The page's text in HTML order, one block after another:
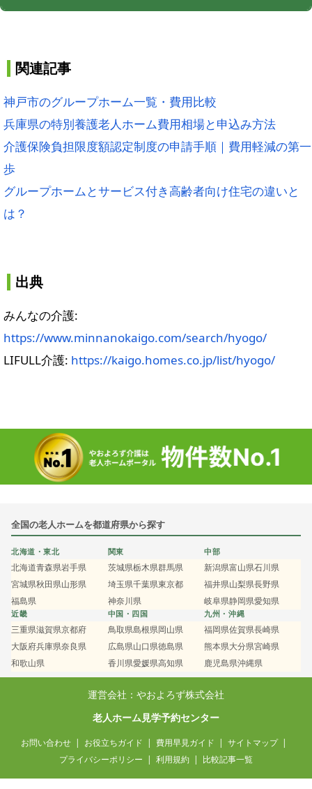
関連記事
神戸市のグループホーム一覧・費用比較
兵庫県の特別養護老人ホーム費用相場と申込み方法
介護保険負担限度額認定制度の申請手順｜費用軽減の第一
歩
グループホームとサービス付き高齢者向け住宅の違いと
は？
出典
みんなの介護:
https://www.minnanokaigo.com/search/hyogo/
LIFULL介護: https://kaigo.homes.co.jp/list/hyogo/
全国の老人ホームを都道府県から探す
北海道・東北
北海道青森県岩手県
宮城県秋田県山形県
福島県
関東
茨城県栃木県群馬県
埼玉県千葉県東京都
神奈川県
中部
新潟県富山県石川県
福井県山梨県長野県
岐阜県静岡県愛知県
近畿
三重県滋賀県京都府
大阪府兵庫県奈良県
和歌山県
中国・四国
鳥取県島根県岡山県
広島県山口県徳島県
香川県愛媛県高知県
九州・沖縄
福岡県佐賀県長崎県
熊本県大分県宮崎県
鹿児島県沖縄県
運営会社：やおよろず株式会社
老人ホーム見学予約センター
お問い合わせ お役立ちガイド 費用早見ガイド
サイトマップ
プライバシーポリシー
利用規約 比較記事一覧